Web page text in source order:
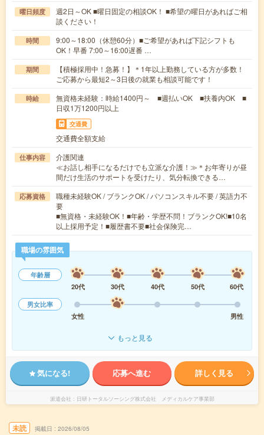
曜日頻度
週2日～OK ■曜日固定の相談OK！ ■希望の曜日があればご相
談ください！
時間
9:00～18:00（休憩60分）■ご希望があれば下記シフトも
OK！早番 7:00～16:00遅番 …
期間
【積極採用中！急募！】＊1年以上勤務している方が多数！
ご応募から最短2～3日後の就業も相談可能です！
時給
無資格未経験：時給1400円～ ■週払いOK ■扶養内OK ■
日収1万1200円以上
交通費
交通費全額支給
仕事内容
介護関連
≪お話し相手になるだけでも立派な介護！≫＊お年寄りが昼
間だけ生活のサポートを受けたり、気分転換できる…
応募資格
職種未経験OK / ブランクOK / パソコンスキル不要 / 英語力不
要
■無資格・未経験OK！■年齢・学歴不問！ブランクOK!■10名
以上採用予定！■履歴書不要■社会保険完…
職場の雰囲気
年齢層
20代
30代 40代 50代
60代
男女比率
女性
男性
もっと見る
気になる! 応募へ進む 詳しく見る
派遣会社 日研トータルソーシング株式会社 メディカルケア事業部
未読 掲載日 2026/08/05